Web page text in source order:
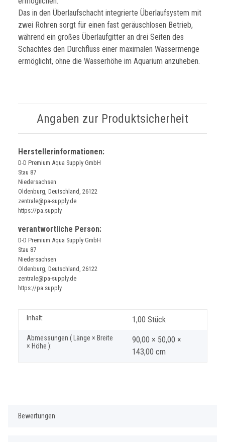
Das in den Überlaufschacht integrierte Überlaufsystem mit
zwei Rohren sorgt für einen fast geräuschlosen Betrieb,
während ein großes Überlaufgitter an drei Seiten des
Schachtes den Durchfluss einer maximalen Wassermenge
ermöglicht, ohne die Wasserhöhe im Aquarium anzuheben.
Angaben zur Produktsicherheit
Herstellerinformationen:
D-D Premium Aqua Supply GmbH
Stau 87
Niedersachsen
Oldenburg, Deutschland, 26122
zentrale@pa-supply.de
https://pa.supply
verantwortliche Person:
D-D Premium Aqua Supply GmbH
Stau 87
Niedersachsen
Oldenburg, Deutschland, 26122
zentrale@pa-supply.de
https://pa.supply
Produkteigenschaft
Wert
Inhalt: 1,00 Stück
Abmessungen ( Länge × Breite
× Höhe ):
90,00 × 50,00 ×
143,00 cm
Bewertungen